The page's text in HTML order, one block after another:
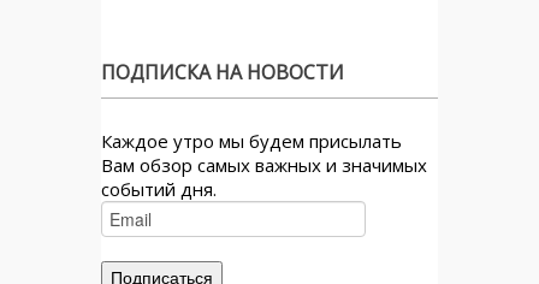
ПОДПИСКА НА НОВОСТИ
Каждое утро мы будем присылать
Вам обзор самых важных и значимых
событий дня.